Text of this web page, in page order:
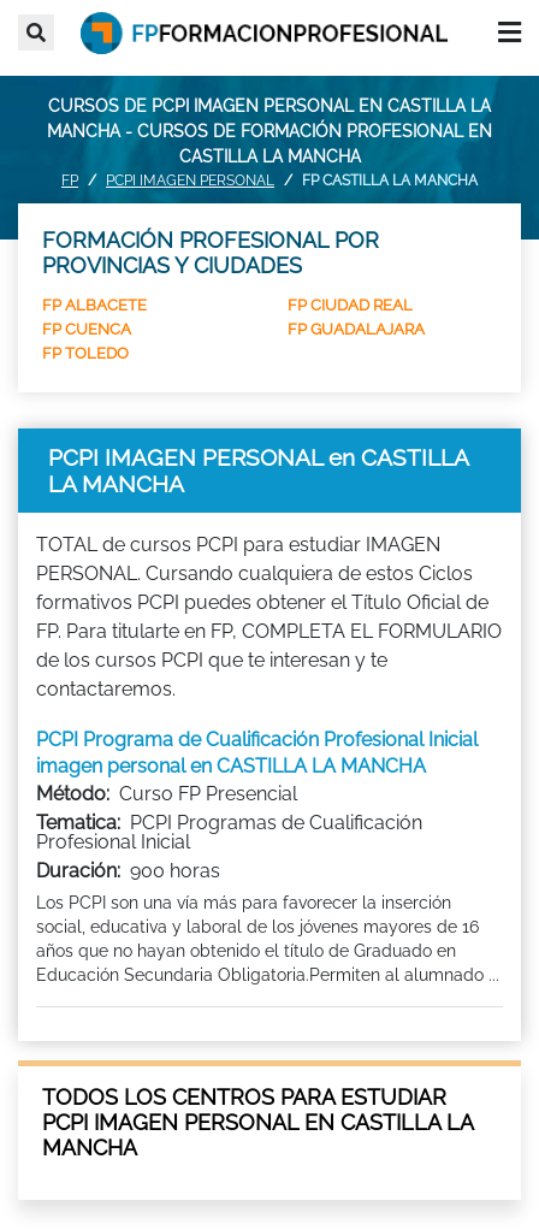
CURSOS DE PCPI IMAGEN PERSONAL EN CASTILLA LA
MANCHA - CURSOS DE FORMACIÓN PROFESIONAL EN
CASTILLA LA MANCHA
FP PCPI IMAGEN PERSONAL FP CASTILLA LA MANCHA
FORMACIÓN PROFESIONAL POR
PROVINCIAS Y CIUDADES
FP ALBACETE
FP CIUDAD REAL
FP CUENCA
FP GUADALAJARA
FP TOLEDO
PCPI IMAGEN PERSONAL en CASTILLA
LA MANCHA
TOTAL de cursos PCPI para estudiar IMAGEN
PERSONAL. Cursando cualquiera de estos Ciclos
formativos PCPI puedes obtener el Título Oficial de
FP. Para titularte en FP, COMPLETA EL FORMULARIO
de los cursos PCPI que te interesan y te
contactaremos.
PCPI Programa de Cualificación Profesional Inicial
imagen personal en CASTILLA LA MANCHA
Método: Curso FP Presencial
Tematica: PCPI Programas de Cualificación
Profesional Inicial
Duración: 900 horas
Los PCPI son una vía más para favorecer la inserción
social, educativa y laboral de los jóvenes mayores de 16
años que no hayan obtenido el título de Graduado en
Educación Secundaria Obligatoria.Permiten al alumnado ...
TODOS LOS CENTROS PARA ESTUDIAR
PCPI IMAGEN PERSONAL EN CASTILLA LA
MANCHA